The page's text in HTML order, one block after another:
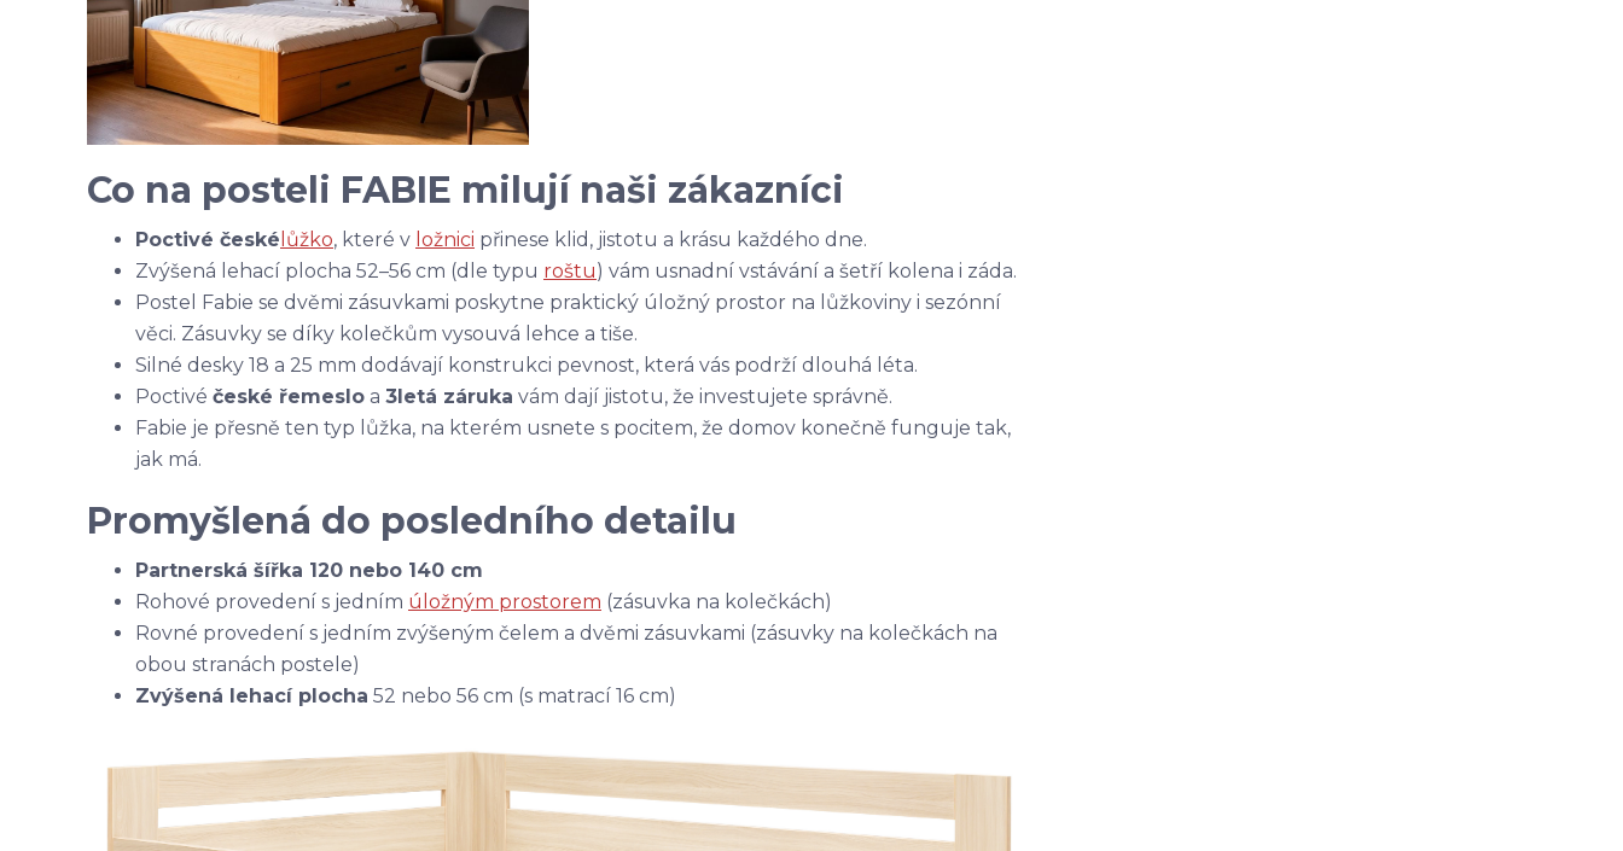
Co na posteli FABIE milují naši zákazníci
Poctivé české lůžko, které v ložnici přinese klid, jistotu a krásu každého dne.
Zvýšená lehací plocha 52–56 cm (dle typu roštu) vám usnadní vstávání a šetří kolena i záda.
Postel Fabie se dvěmi zásuvkami poskytne praktický úložný prostor na lůžkoviny i sezónní
věci. Zásuvky se díky kolečkům vysouvá lehce a tiše.
Silné desky 18 a 25 mm dodávají konstrukci pevnost, která vás podrží dlouhá léta.
Poctivé české řemeslo a 3letá záruka vám dají jistotu, že investujete správně.
Fabie je přesně ten typ lůžka, na kterém usnete s pocitem, že domov konečně funguje tak,
jak má.
Promyšlená do posledního detailu
Partnerská šířka 120 nebo 140 cm
Rohové provedení s jedním úložným prostorem (zásuvka na kolečkách)
Rovné provedení s jedním zvýšeným čelem a dvěmi zásuvkami (zásuvky na kolečkách na
obou stranách postele)
Zvýšená lehací plocha 52 nebo 56 cm (s matrací 16 cm)